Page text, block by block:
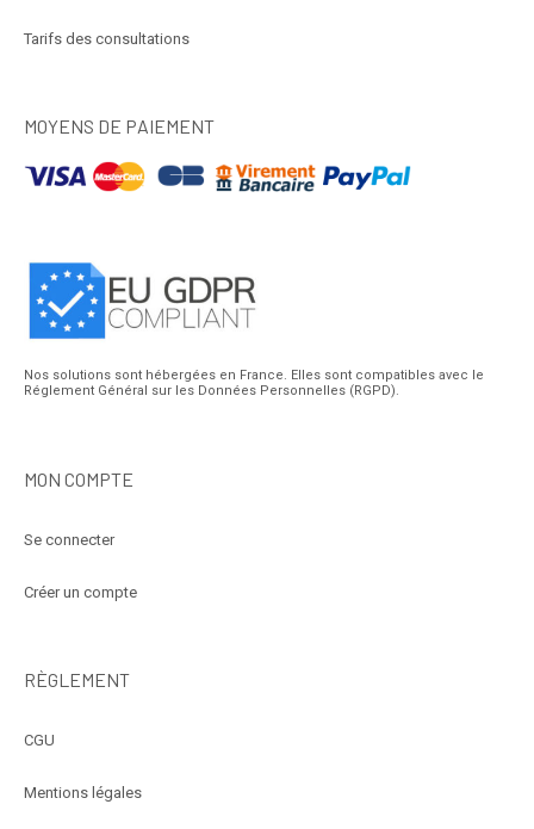
Tarifs des consultations
MOYENS DE PAIEMENT
Nos solutions sont hébergées en France. Elles sont compatibles avec le
Réglement Général sur les Données Personnelles (RGPD).
MON COMPTE
Se connecter
Créer un compte
RÈGLEMENT
CGU
Mentions légales